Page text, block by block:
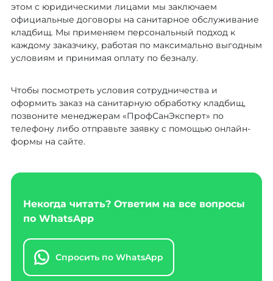
этом с юридическими лицами мы заключаем
официальные договоры на санитарное обслуживание
кладбищ. Мы применяем персональный подход к
каждому заказчику, работая по максимально выгодным
условиям и принимая оплату по безналу.
Чтобы посмотреть условия сотрудничества и
оформить заказ на санитарную обработку кладбищ,
позвоните менеджерам «ПрофСанЭксперт» по
телефону либо отправьте заявку с помощью онлайн-
формы на сайте.
Некогда читать? Ответим на все вопросы
по WhatsApp
Спросить по WhatsApp